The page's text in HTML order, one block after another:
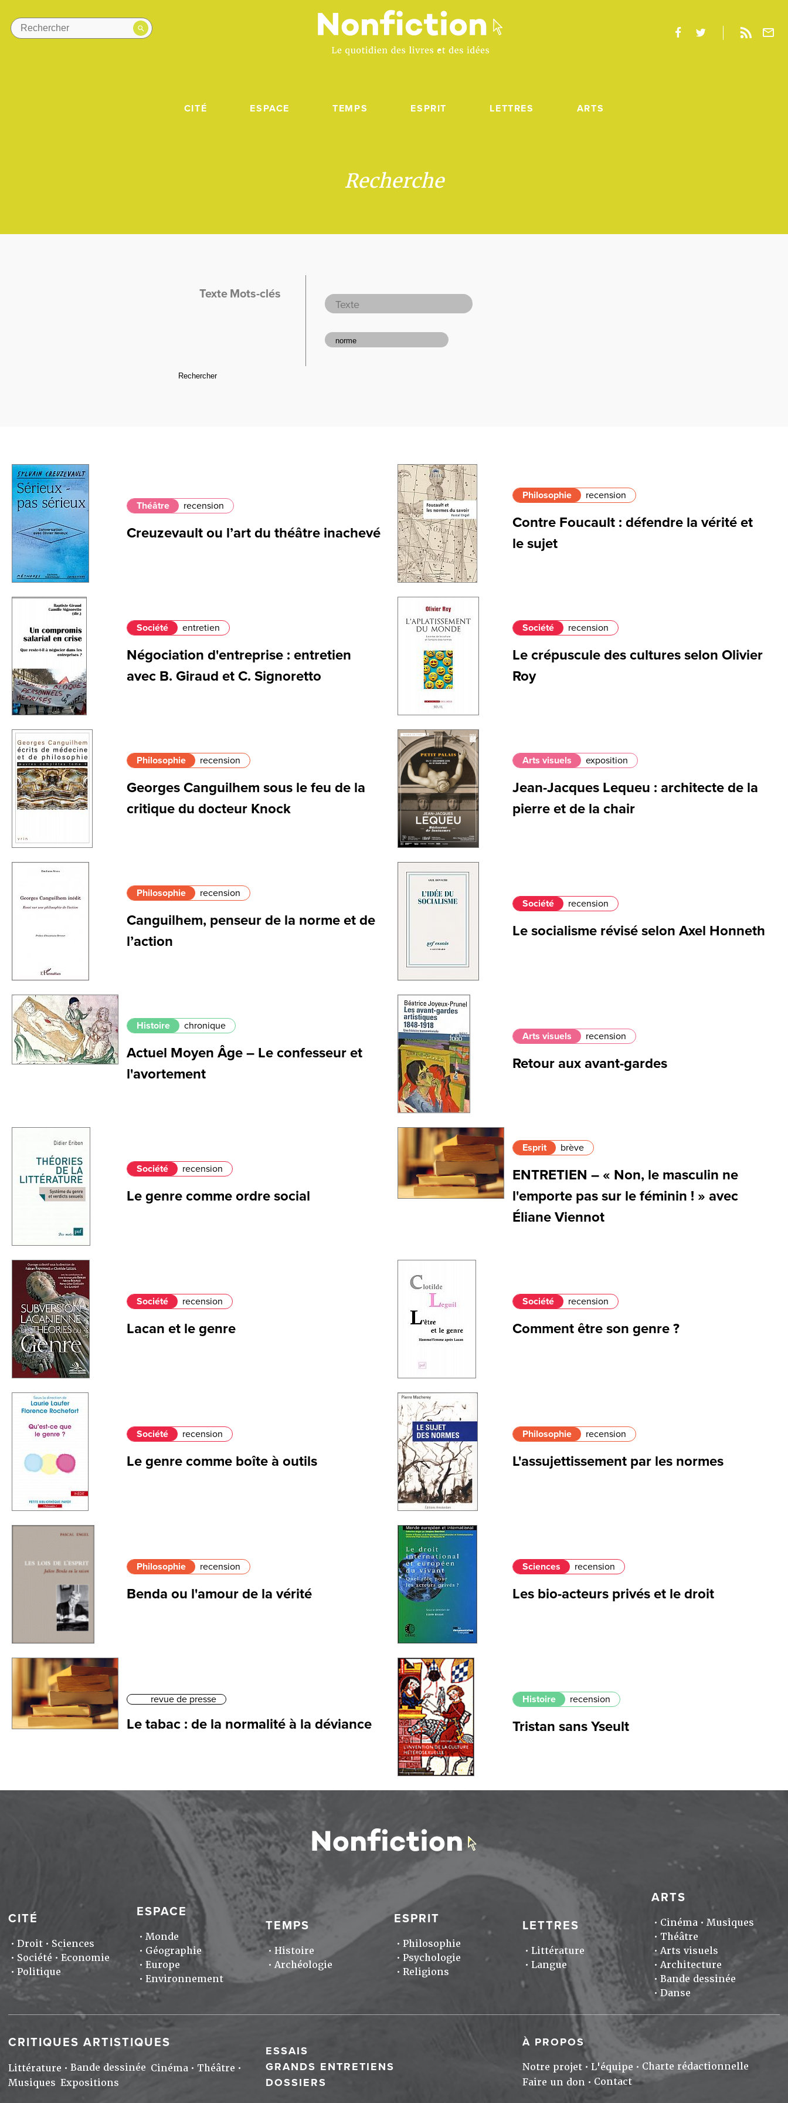
CITÉ ESPACE TEMPS ESPRIT LETTRES ARTS
Recherche
Texte Mots-clés
Théâtre recension
Creuzevault ou l’art du théâtre inachevé
Philosophie recension
Contre Foucault : défendre la vérité et
le sujet
Société entretien
Négociation d'entreprise : entretien
avec B. Giraud et C. Signoretto
Société recension
Le crépuscule des cultures selon Olivier
Roy
Philosophie recension
Georges Canguilhem sous le feu de la
critique du docteur Knock
Arts visuels exposition
Jean-Jacques Lequeu : architecte de la
pierre et de la chair
Philosophie recension
Canguilhem, penseur de la norme et de
l’action
Société recension
Le socialisme révisé selon Axel Honneth
Histoire chronique
Actuel Moyen Âge – Le confesseur et
l'avortement
Arts visuels recension
Retour aux avant-gardes
Société recension
Le genre comme ordre social
Esprit brève
ENTRETIEN – « Non, le masculin ne
l'emporte pas sur le féminin ! » avec
Éliane Viennot
Société recension
Lacan et le genre
Société recension
Comment être son genre ?
Société recension
Le genre comme boîte à outils
Philosophie recension
L'assujettissement par les normes
Philosophie recension
Benda ou l'amour de la vérité
Sciences recension
Les bio-acteurs privés et le droit
revue de presse
Le tabac : de la normalité à la déviance
Histoire recension
Tristan sans Yseult
CITÉ
Droit
Sciences
Société
Economie
Politique
ESPACE
Monde
Géographie
Europe
Environnement
TEMPS
Histoire
Archéologie
ESPRIT
Philosophie
Psychologie
Religions
LETTRES
Littérature
Langue
ARTS
Cinéma
Musiques
Théâtre
Arts visuels
Architecture
Bande dessinée
Danse
CRITIQUES ARTISTIQUES
Littérature Bande dessinée Cinéma
Théâtre
Musiques Expositions
ESSAIS
GRANDS ENTRETIENS
DOSSIERS
À PROPOS
Notre projet L'équipe
Charte rédactionnelle
Faire un don
Contact